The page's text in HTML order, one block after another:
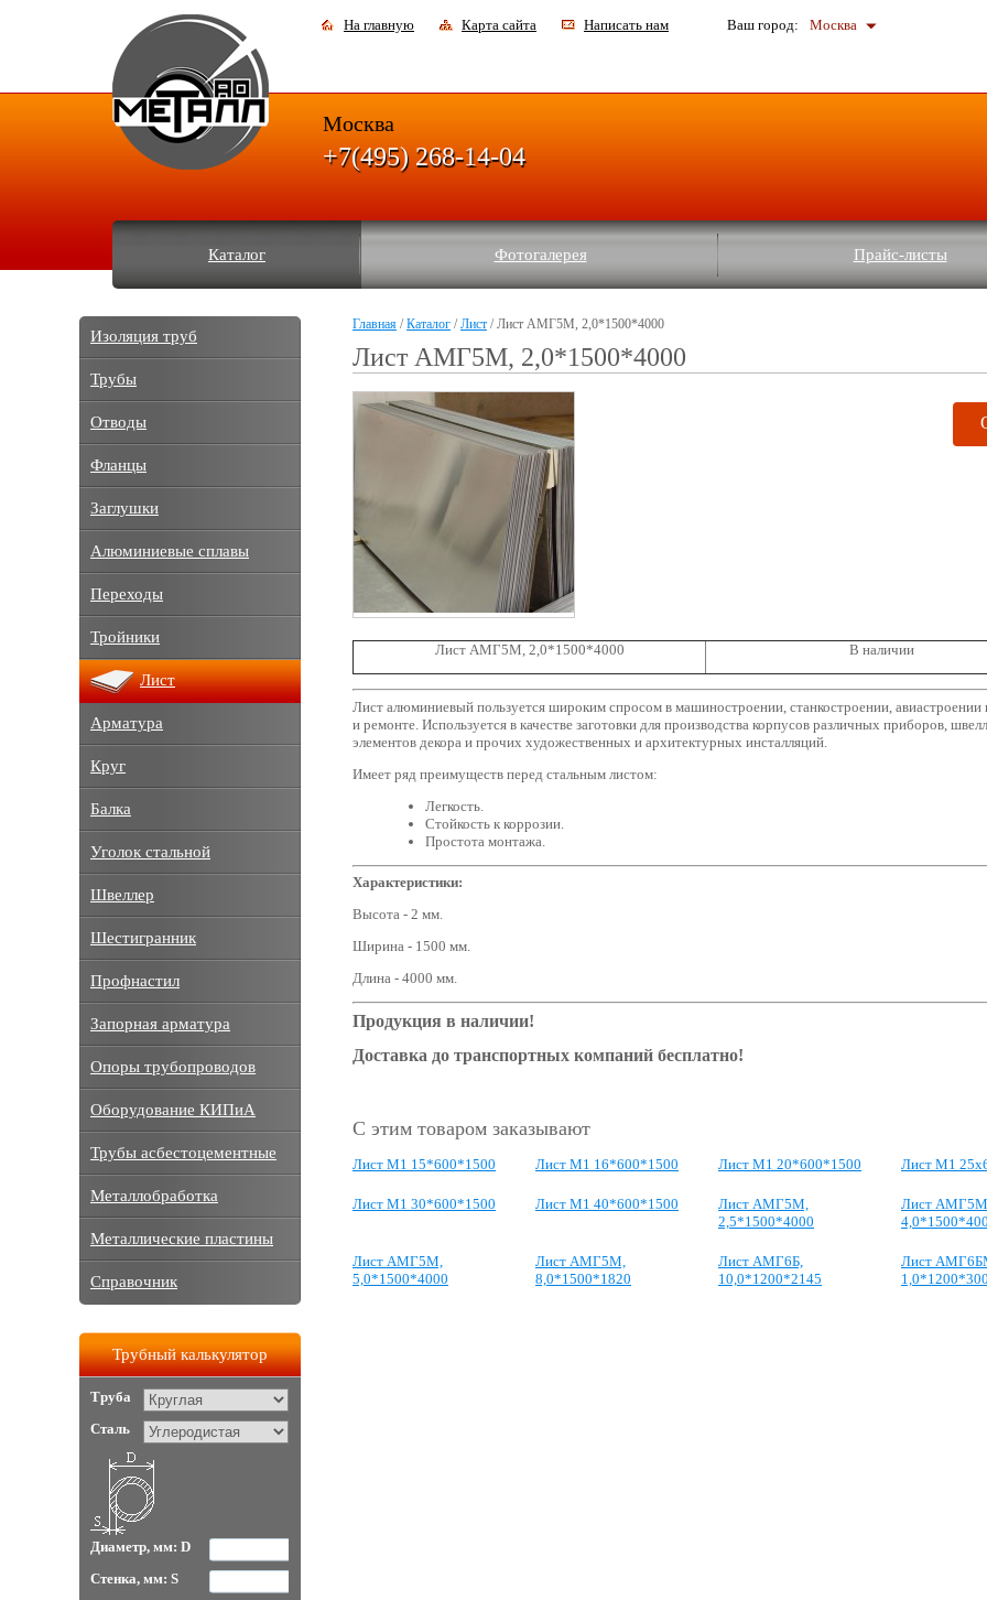
На главную Карта сайта Написать нам Ваш город: Москва
Каталог Фотогалерея Прайс-листы
Москва
+7(495) 268-14-04
Главная /Каталог /Лист / Лист АМГ5М, 2,0*1500*4000
Лист АМГ5М, 2,0*1500*4000
Лист АМГ5М, 2,0*1500*4000 В наличии
Лист алюминиевый пользуется широким спросом в машиностроении, станкостроении, авиастроении
и ремонте. Используется в качестве заготовки для производства корпусов различных приборов,
элементов декора и прочих художественных и архитектурных инсталляций.
Имеет ряд преимуществ перед стальным листом:
Легкость.
Стойкость к коррозии.
Простота монтажа.
Характеристики:
Высота - 2 мм.
Ширина - 1500 мм.
Длина - 4000 мм.
Продукция в наличии!
Доставка до транспортных компаний бесплатно!
С этим товаром заказывают
Лист М1 15*600*1500 Лист М1 16*600*1500 Лист М1 20*600*1500 Лист М1
Лист М1 30*600*1500 Лист М1 40*600*1500
Лист АМГ5М,
2,5*1500*4000
Лист
Лист АМГ5М,
5,0*1500*4000
Лист АМГ5М,
8,0*1500*1820
Лист АМГ6Б,
10,0*1200*2145
Лист
Изоляция труб
Трубы
Отводы
Фланцы
Заглушки
Алюминиевые сплавы
Переходы
Тройники
Лист
Арматура
Круг
Балка
Уголок стальной
Швеллер
Шестигранник
Профнастил
Запорная арматура
Опоры трубопроводов
Оборудование КИПиА
Трубы асбестоцементные
Металлобработка
Металлические пластины
Справочник
Трубный калькулятор
Труба
Сталь
Диаметр, мм: D
Стенка, мм: S